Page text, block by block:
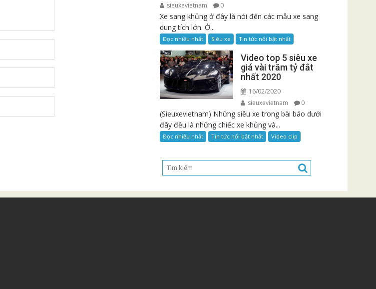
sieuxevietnam
0
Xe sang khủng ở đây là nói đến các mẫu xe sang
dung tích lớn. Ở...
Đọc nhiều nhất Siêu xe Tin tức nổi bật nhất
Video top 5 siêu xe
giá vài trăm tỷ đắt
nhất 2020
16/02/2020
sieuxevietnam
0
(Sieuxevietnam) Những siêu xe trong bài báo dưới
đây đều là những chiếc xe khủng và...
Đọc nhiều nhất Tin tức nổi bật nhất Video clip